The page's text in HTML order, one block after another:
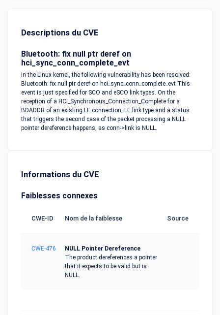
Descriptions du CVE
Bluetooth: fix null ptr deref on
hci_sync_conn_complete_evt
In the Linux kernel, the following vulnerability has been resolved:
Bluetooth: fix null ptr deref on hci_sync_conn_complete_evt This
event is just specified for SCO and eSCO link types. On the
reception of a HCI_Synchronous_Connection_Complete for a
BDADDR of an existing LE connection, LE link type and a status
that triggers the second case of the packet processing a NULL
pointer dereference happens, as conn->link is NULL.
Informations du CVE
Faiblesses connexes
CWE-ID Nom de la faiblesse Source
CWE-476
NULL Pointer Dereference
The product dereferences a pointer
that it expects to be valid but is
NULL.